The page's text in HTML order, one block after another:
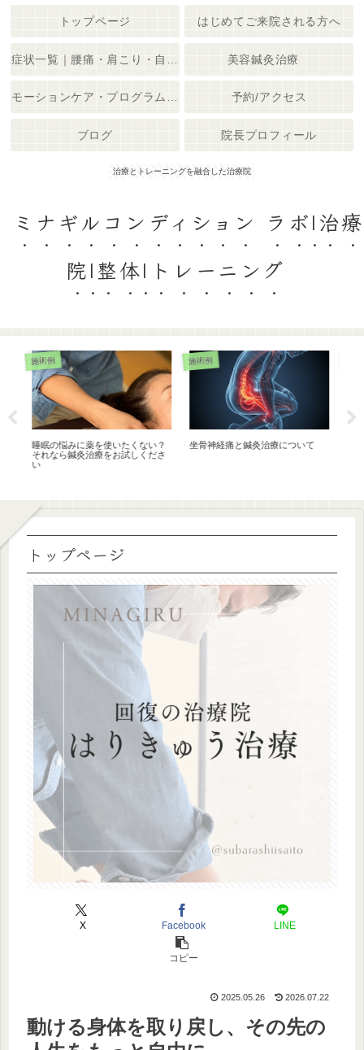
治療とトレーニングを融合した治療院
ミナギルコンディション ラボ|治療
院|整体|トレーニング
トップページ はじめてご来院される方へ
美容鍼灸治療
予約/アクセス
ブログ 院長プロフィール
施術例
睡眠の悩みに薬を使いたくない？
それなら鍼灸治療をお試しくださ
い
施術例
坐骨神経痛と鍼灸治療について
トップページ
X Facebook LINE
コピー
2025.05.26 2026.07.22
動ける身体を取り戻し、その先の